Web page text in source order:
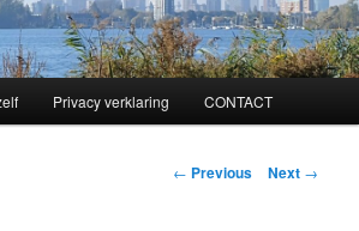
Privacy verklaring CONTACT
Post
← Previous Next →